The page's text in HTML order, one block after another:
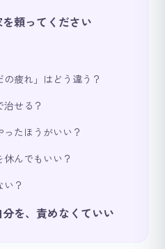
頼ってください
疲れ」はどう違う？
せる？
たほうがいい？
んでもいい？
？
を、責めなくていい